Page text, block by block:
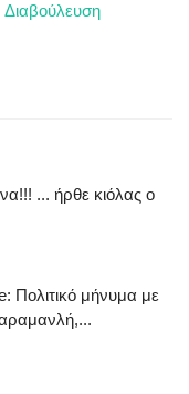
Διαβούλευση
... ήρθε κιόλας ο
Πολιτικό μήνυμα με